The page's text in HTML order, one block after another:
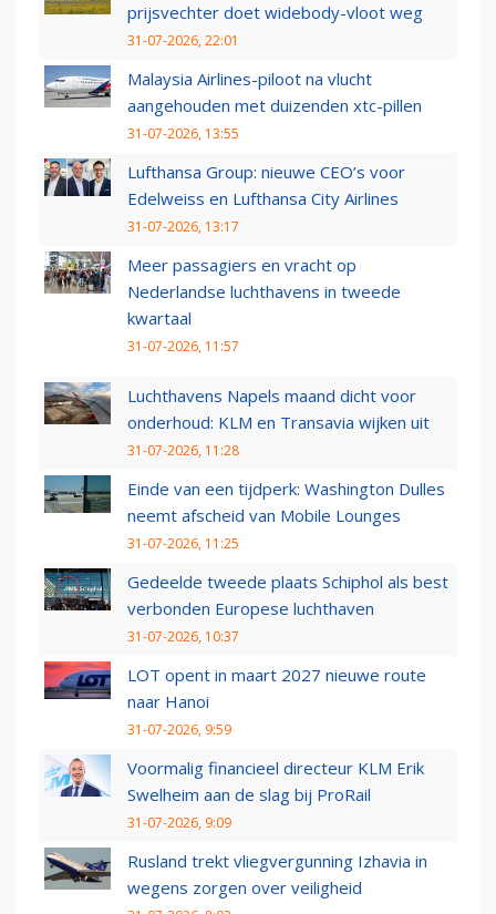
prijsvechter doet widebody-vloot weg
31-07-2026, 22:01
Malaysia Airlines-piloot na vlucht
aangehouden met duizenden xtc-pillen
31-07-2026, 13:55
Lufthansa Group: nieuwe CEO’s voor
Edelweiss en Lufthansa City Airlines
31-07-2026, 13:17
Meer passagiers en vracht op
Nederlandse luchthavens in tweede
kwartaal
31-07-2026, 11:57
Luchthavens Napels maand dicht voor
onderhoud: KLM en Transavia wijken uit
31-07-2026, 11:28
Einde van een tijdperk: Washington Dulles
neemt afscheid van Mobile Lounges
31-07-2026, 11:25
Gedeelde tweede plaats Schiphol als best
verbonden Europese luchthaven
31-07-2026, 10:37
LOT opent in maart 2027 nieuwe route
naar Hanoi
31-07-2026, 9:59
Voormalig financieel directeur KLM Erik
Swelheim aan de slag bij ProRail
31-07-2026, 9:09
Rusland trekt vliegvergunning Izhavia in
wegens zorgen over veiligheid